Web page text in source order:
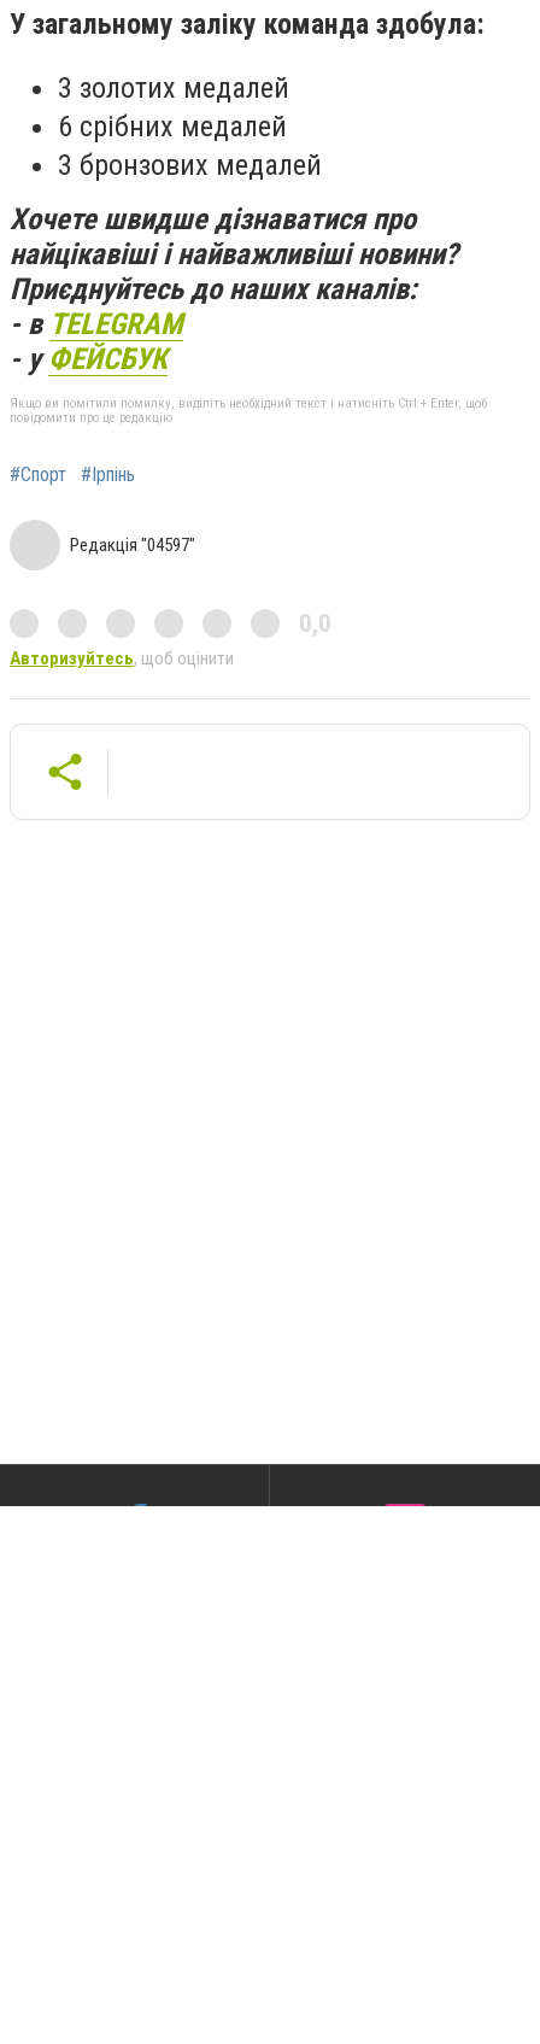
У загальному заліку команда здобула:
3 золотих медалей
6 срібних медалей
3 бронзових медалей
Хочете швидше дізнаватися про
найцікавіші і найважливіші новини?
Приєднуйтесь до наших каналів:
- в TELEGRAM
- уФЕЙСБУК
Якщо ви помітили помилку, виділіть необхідний текст і натисніть Ctrl + Enter, щоб
повідомити про це редакцію
#Спорт #Ірпінь
Редакція "04597"
0,0
Авторизуйтесь, щоб оцінити